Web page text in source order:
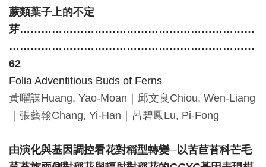
務
網
h
語
蕨類葉子上的不定
芽…………………………………………………………
……………………………………………………………
62
Folia Adventitious Buds of Ferns
黃曜謀Huang, Yao-Moan ｜ 邱文良 Chiou, Wen-Liang
｜ 張藝翰Chang, Yi-Han ｜ 呂碧鳳Lu, Pi-Fong
由演化與基因調控看花對稱型轉變─以苦苣苔科芒毛